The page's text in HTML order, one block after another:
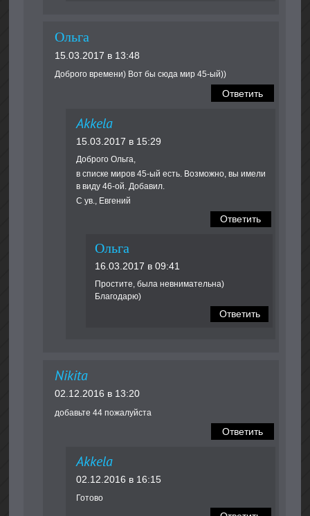
Ольга
15.03.2017 в 13:48
Доброго времени) Вот бы сюда мир 45-ый))
Ответить
Akkela
15.03.2017 в 15:29
Доброго Ольга,
в списке миров 45-ый есть. Возможно, вы имели
в виду 46-ой. Добавил.
С ув., Евгений
Ответить
Ольга
16.03.2017 в 09:41
Простите, была невнимательна)
Благодарю)
Ответить
Nikita
02.12.2016 в 13:20
добавьте 44 пожалуйста
Ответить
Akkela
02.12.2016 в 16:15
Готово